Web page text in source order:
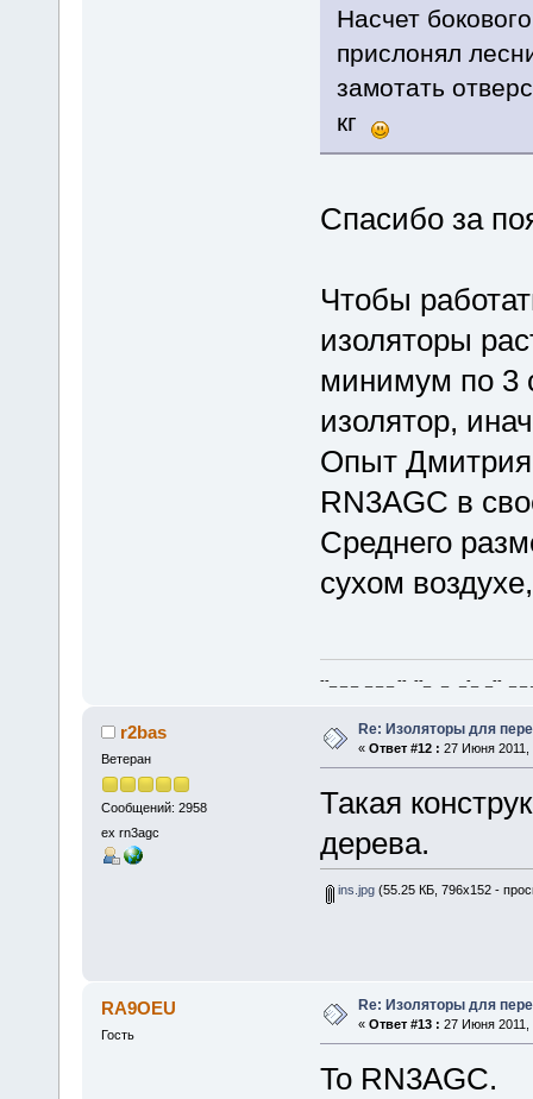
Насчет
прислонял
замотать
кг
Спасибо за
Чтобы
изоляторы
минимум по 3
изолятор,
Опыт Дмитрия
RN3AGC в
Среднего
сухом
--_ _ _ _ _ _ -- --_ _ _-_ _-- _ _
r2bas
Ветеран
Сообщений: 2958
ex rn3agc
Re: Изоляторы для
« Ответ #12 : 27 Июня 2011,
Такая
дерева.
ins.jpg(55.25 КБ, 796x152 -
RA9OEU
Гость
Re: Изоляторы для
« Ответ #13 : 27 Июня 2011,
To RN3AGC.